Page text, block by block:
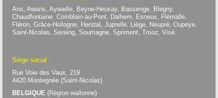
Ans, Awans, Aywaille, Beyne-Heusay, Bassenge, Blegny,
Chaudfontaine, Comblain-au-Pont, Dalhem, Esneux, Flémalle,
Fléron, Grâce-Hollogne, Herstal, Juprelle, Liège, Neupré, Oupeye,
Saint-Nicolas, Seraing, Soumagne, Sprimont, Trooz, Visé.
Siège social :
Rue Voie des Vaux, 219
4420 Montegnée (Saint-Nicolas)
BELGIQUE (Région wallonne)